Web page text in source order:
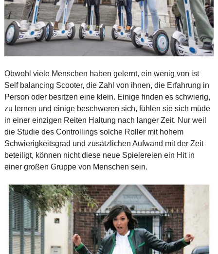
Obwohl viele Menschen haben gelernt, ein wenig von ist
Self balancing Scooter, die Zahl von ihnen, die Erfahrung in
Person oder besitzen eine klein. Einige finden es schwierig,
zu lernen und einige beschweren sich, fühlen sie sich müde
in einer einzigen Reiten Haltung nach langer Zeit. Nur weil
die Studie des Controllings solche Roller mit hohem
Schwierigkeitsgrad und zusätzlichen Aufwand mit der Zeit
beteiligt, können nicht diese neue Spielereien ein Hit in
einer großen Gruppe von Menschen sein.